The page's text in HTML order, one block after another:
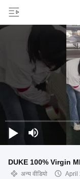
DUKE 100% Virgin
अन्य वीडियो April